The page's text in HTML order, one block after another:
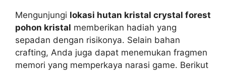
Mengunjungi lokasi hutan kristal crystal forest
pohon kristal memberikan hadiah yang
sepadan dengan risikonya. Selain bahan
crafting, Anda juga dapat menemukan fragmen
memori yang memperkaya narasi game. Berikut